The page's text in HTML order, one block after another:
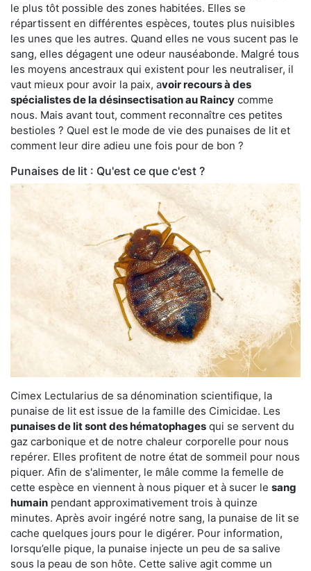
le plus tôt possible des zones habitées. Elles se
répartissent en différentes espèces, toutes plus nuisibles
les unes que les autres. Quand elles ne vous sucent pas le
sang, elles dégagent une odeur nauséabonde. Malgré tous
les moyens ancestraux qui existent pour les neutraliser, il
vaut mieux pour avoir la paix, avoir recours à des
spécialistes de la désinsectisation au Raincy comme
nous. Mais avant tout, comment reconnaître ces petites
bestioles ? Quel est le mode de vie des punaises de lit et
comment leur dire adieu une fois pour de bon ?
Punaises de lit : Qu'est ce que c'est ?
Cimex Lectularius de sa dénomination scientifique, la
punaise de lit est issue de la famille des Cimicidae. Les
punaises de lit sont des hématophages qui se servent du
gaz carbonique et de notre chaleur corporelle pour nous
repérer. Elles profitent de notre état de sommeil pour nous
piquer. Afin de s'alimenter, le mâle comme la femelle de
cette espèce en viennent à nous piquer et à sucer le sang
humain pendant approximativement trois à quinze
minutes. Après avoir ingéré notre sang, la punaise de lit se
cache quelques jours pour le digérer. Pour information,
lorsqu’elle pique, la punaise injecte un peu de sa salive
sous la peau de son hôte. Cette salive agit comme un